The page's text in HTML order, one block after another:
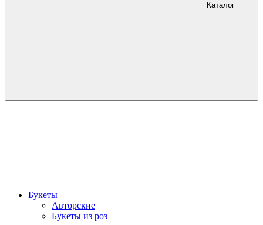
Каталог
Букеты
Авторские
Букеты из роз